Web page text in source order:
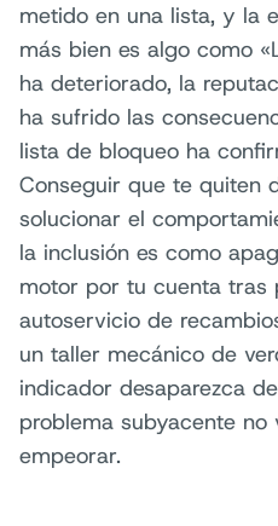
metido en una lista, y la
más bien es algo como
ha deteriorado, la
ha sufrido las
lista de bloqueo ha
Conseguir que te quiten
solucionar el
la inclusión es como
motor por tu cuenta tras
autoservicio de
un taller mecánico de
indicador desaparezca
problema subyacente no
empeorar.